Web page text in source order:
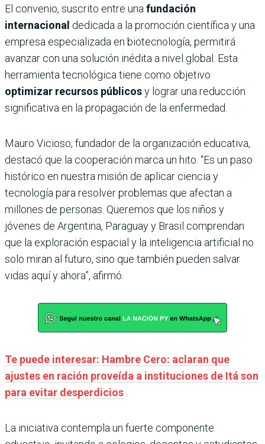
El convenio, suscrito entre una fundación
internacional dedicada a la promoción científica y una
empresa especializada en biotecnología, permitirá
avanzar con una solución inédita a nivel global. Esta
herramienta tecnológica tiene como objetivo
optimizar recursos públicosy lograr una reducción
significativa en la propagación de la enfermedad.
Mauro Vicioso, fundador de la organización educativa,
destacó que la cooperación marca un hito. “Es un paso
histórico en nuestra misión de aplicar ciencia y
tecnología para resolver problemas que afectan a
millones de personas. Queremos que los niños y
jóvenes de Argentina, Paraguay y Brasil comprendan
que la exploración espacial y la inteligencia artificial no
solo miran al futuro, sino que también pueden salvar
vidas aquí y ahora”, afirmó.
Te puede interesar: Hambre Cero: aclaran que
ajustes en ración proveída a instituciones de Itá son
para evitar desperdicios
La iniciativa contempla un fuerte componente